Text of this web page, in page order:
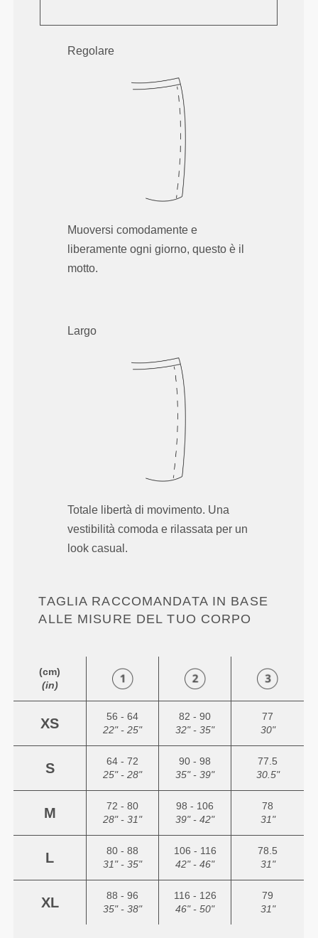
Regolare
Muoversi comodamente e
liberamente ogni giorno, questo è il
motto.
Largo
Totale libertà di movimento. Una
vestibilità comoda e rilassata per un
look casual.
TAGLIA RACCOMANDATA IN BASE
ALLE MISURE DEL TUO CORPO
(cm)
(in)
XS
56 - 64
22" - 25"
82 - 90
32" - 35"
77
30"
S
64 - 72
25" - 28"
90 - 98
35" - 39"
77.5
30.5"
M
72 - 80
28" - 31"
98 - 106
39" - 42"
78
31"
L
80 - 88
31" - 35"
106 - 116
42" - 46"
78.5
31"
XL
88 - 96
35" - 38"
116 - 126
46" - 50"
79
31"